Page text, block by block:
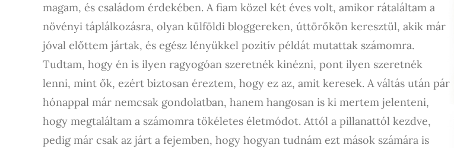
magam, és családom érdekében. A fiam közel két éves volt, amikor rátaláltam a
növényi táplálkozásra, olyan külföldi bloggereken, úttörőkön keresztül, akik már
jóval előttem jártak, és egész lényükkel pozitív példát mutattak számomra.
Tudtam, hogy én is ilyen ragyogóan szeretnék kinézni, pont ilyen szeretnék
lenni, mint ők, ezért biztosan éreztem, hogy ez az, amit keresek. A váltás után pár
hónappal már nemcsak gondolatban, hanem hangosan is ki mertem jelenteni,
hogy megtaláltam a számomra tökéletes életmódot. Attól a pillanattól kezdve,
pedig már csak az járt a fejemben, hogy hogyan tudnám ezt mások számára is